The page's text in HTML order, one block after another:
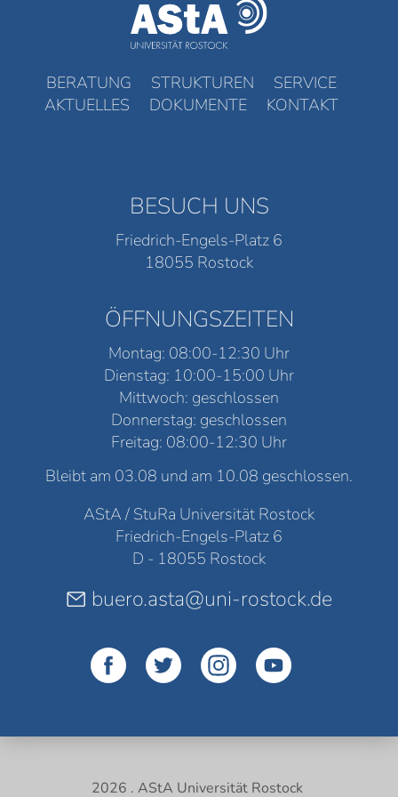
BERATUNG STRUKTUREN
SERVICE
AKTUELLES
DOKUMENTE KONTAKT
BESUCH UNS
Friedrich-Engels-Platz 6
18055 Rostock
ÖFFNUNGSZEITEN
Montag: 08:00-12:30 Uhr
Dienstag: 10:00-15:00 Uhr
Mittwoch: geschlossen
Donnerstag: geschlossen
Freitag: 08:00-12:30 Uhr
Bleibt am 03.08 und am 10.08 geschlossen.
AStA / StuRa Universität Rostock
Friedrich-Engels-Platz 6
D - 18055 Rostock
buero.asta@uni-rostock.de
2026 . AStA Universität Rostock